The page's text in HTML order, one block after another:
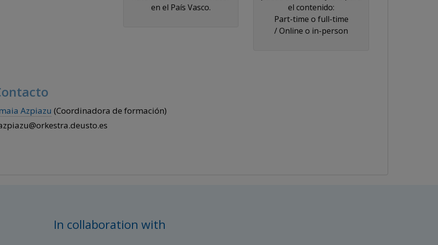
en el País Vasco.
el contenido:
Part-time o full-time
/ Online o in-person
Azpiazu (Coordinadora de formación)
In collaboration with